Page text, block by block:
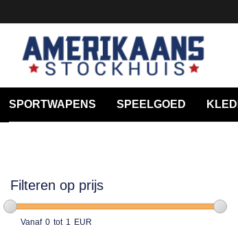
SPORTWAPENS SPEELGOED
Filteren op prijs
Vanaf 0 tot 1 EUR